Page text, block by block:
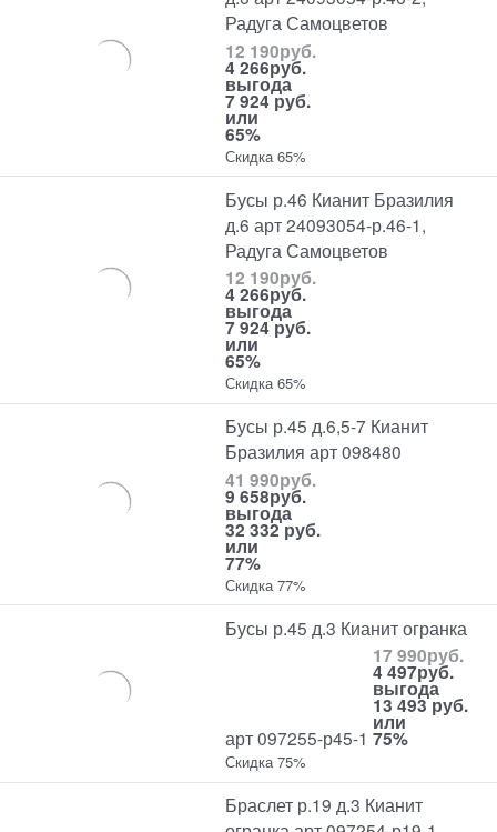
Радуга Самоцветов
12 190руб.
4 266руб.
выгода
7 924 руб.
или
65%
Скидка 65%
Бусы р.46 Кианит Бразилия
д.6 арт 24093054-р.46-1,
Радуга Самоцветов
12 190руб.
4 266руб.
выгода
7 924 руб.
или
65%
Скидка 65%
Бусы р.45 д.6,5-7 Кианит
Бразилия арт 098480
41 990руб.
9 658руб.
выгода
32 332 руб.
или
77%
Скидка 77%
Бусы р.45 д.3 Кианит огранка
арт 097255-р45-1
17 990руб.
4 497руб.
выгода
13 493 руб.
или
75%
Скидка 75%
Браслет р.19 д.3 Кианит